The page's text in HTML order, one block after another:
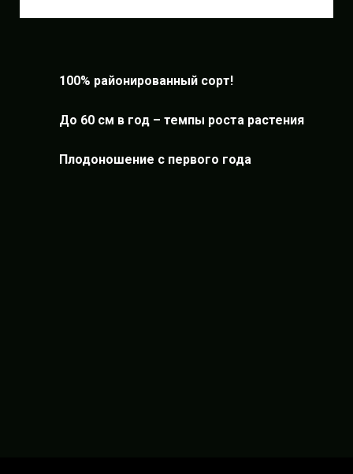
100% районированный сорт!
До 60 см в год – темпы роста растения
Плодоношение с первого года